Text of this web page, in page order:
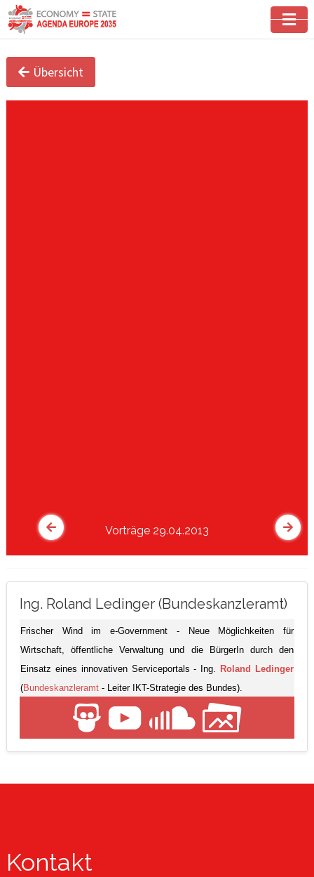
Übersicht
Vorträge 29.04.2013
Ing. Roland Ledinger (Bundeskanzleramt)
Frischer Wind im e-Government - Neue Möglichkeiten für
Wirtschaft, öffentliche Verwaltung und die BürgerIn durch den
Einsatz eines innovativen Serviceportals - Ing. Roland Ledinger
(Bundeskanzleramt - Leiter IKT-Strategie des Bundes).
Kontakt